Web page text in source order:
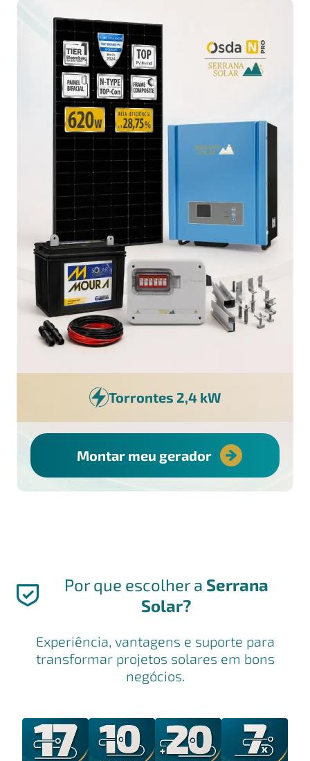
Torrontes 2,4 kW
Montar meu gerador
Por que escolher a Serrana
Solar?
Experiência, vantagens e suporte para
transformar projetos solares em bons
negócios.